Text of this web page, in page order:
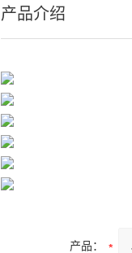
产品介绍
产品：